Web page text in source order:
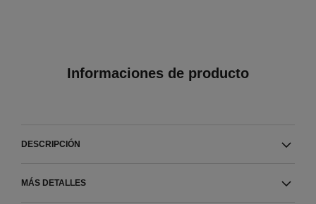
Informaciones de producto
DESCRIPCIÓN
MÁS DETALLES